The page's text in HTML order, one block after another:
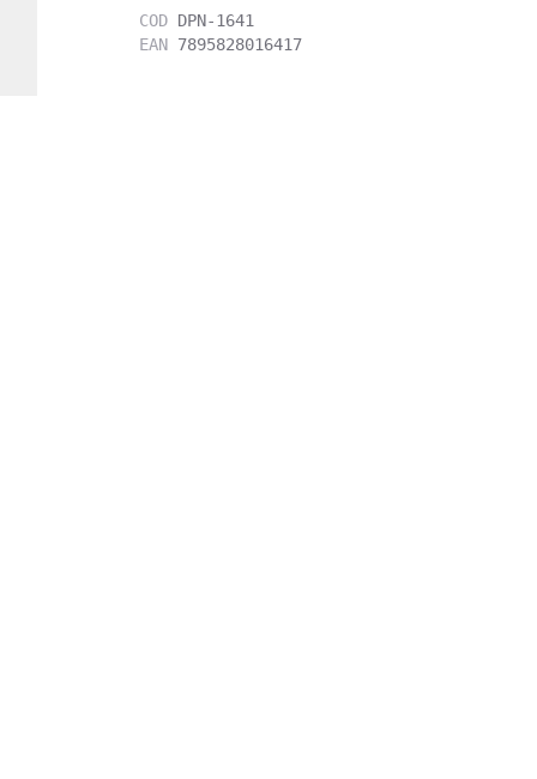
COD DPN-1641
EAN 7895828016417